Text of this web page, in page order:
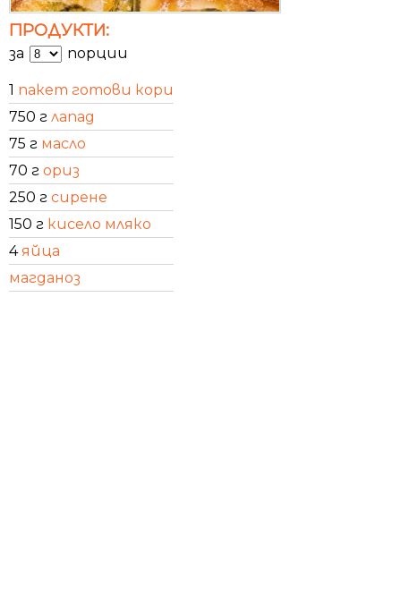
ПРОДУКТИ:
за порции
1 пакет готови кори
750 г лапад
75 г масло
70 г ориз
250 г сирене
150 г кисело мляко
4 яйца
магданоз